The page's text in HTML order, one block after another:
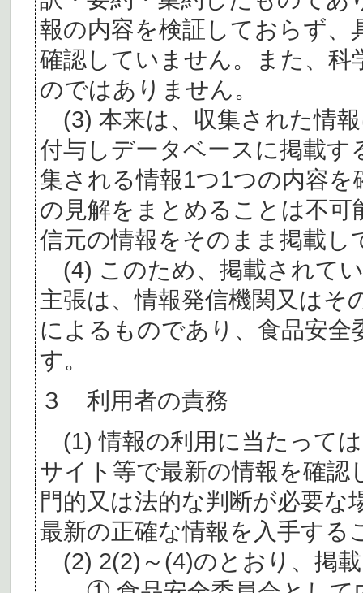
報の内容を検証しておらず、
確認していません。また、
のではありません。
(3) 本来は、収集された情
付与しデータベースに掲載
集される情報1つ1つの内容
の見解をまとめることは不
信元の情報をそのまま掲載し
(4) このため、掲載されて
主張は、情報発信機関又はそ
によるものであり、食品安
す。
３ 利用者の責務
(1) 情報の利用に当たって
サイト等で最新の情報を確認
門的又は法的な判断が必要
最新の正確な情報を入手する
(2) 2(2)～(4)のとおり、掲